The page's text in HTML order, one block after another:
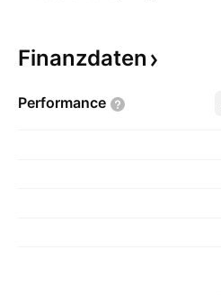
Finanzdaten
Performance